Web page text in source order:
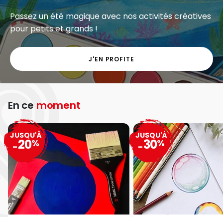
Passez un été magique avec nos activités créatives
pour petits et grands !
J'EN PROFITE
En ce moment
JUSQU'À
-20%
JUSQU'À
-30%